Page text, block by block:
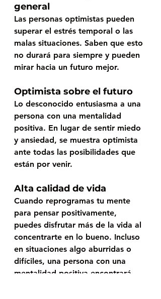
general
Las personas optimistas pueden
superar el estrés temporal o las
malas situaciones. Saben que esto
no durará para siempre y pueden
mirar hacia un futuro mejor.
Optimista sobre el futuro
Lo desconocido entusiasma a una
persona con una mentalidad
positiva. En lugar de sentir miedo
y ansiedad, se muestra optimista
ante todas las posibilidades que
están por venir.
Alta calidad de vida
Cuando reprogramas tu mente
para pensar positivamente,
puedes disfrutar más de la vida al
concentrarte en lo bueno. Incluso
en situaciones algo aburridas o
difíciles, una persona con una
mentalidad positiva encontrará